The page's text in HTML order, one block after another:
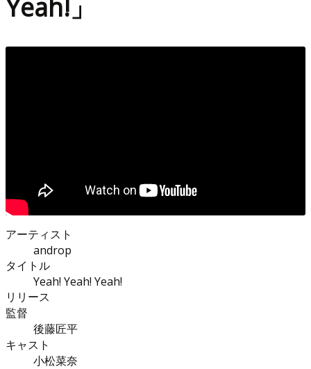
Yeah!」
アーティスト
androp
タイトル
Yeah! Yeah! Yeah!
リリース
監督
後藤匠平
キャスト
小松菜奈